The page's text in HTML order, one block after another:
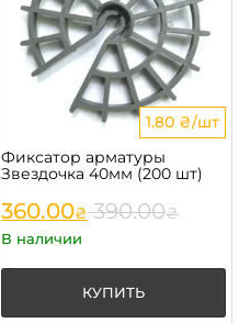
1.80 ₴/шт
Фиксатор арматуры
Звездочка 40мм (200 шт)
360.00₴ 390.00₴
В наличии
КУПИТЬ